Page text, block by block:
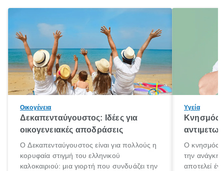
Οικογένεια
Δεκαπενταύγουστος: Ιδέες για
οικογενειακές αποδράσεις
Ο Δεκαπενταύγουστος είναι για πολλούς η
κορυφαία στιγμή του ελληνικού
καλοκαιριού: μια γιορτή που συνδυάζει την
Υγεία
Κνησμός:
Ο κνησμός
την ανάγκη
αποτελεί